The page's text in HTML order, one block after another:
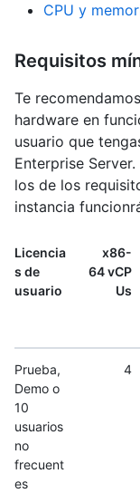
CPU y
Requisitos
Te
hardware en
usuario que
Enterprise
los de los
instancia
Licencia
s de
usuario
x86-
64 vCP
Us
Prueba,
Demo o
10
usuarios
no
frecuent
es
4